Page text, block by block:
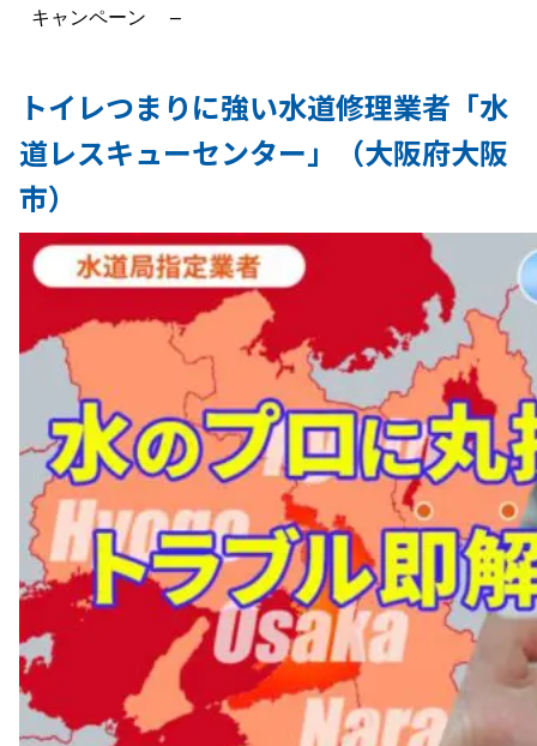
キャンペーン
–
トイレつまりに強い水道修理業者「水
道レスキューセンター」（大阪府大阪
市）